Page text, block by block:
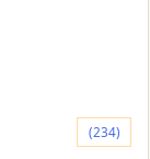
(234)